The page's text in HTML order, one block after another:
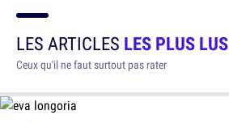
LES ARTICLES LES PLUS LUS
Ceux qu'il ne faut surtout pas rater